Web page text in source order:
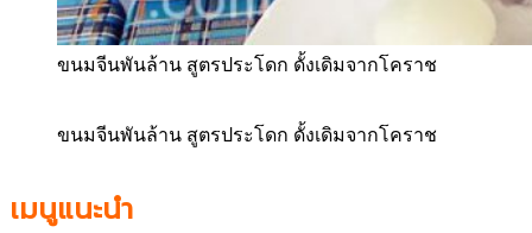
ขนมจีนพันล้าน สูตรประโดก ดั้งเดิมจากโคราช
ขนมจีนพันล้าน สูตรประโดก ดั้งเดิมจากโคราช
เมนูแนะนำ